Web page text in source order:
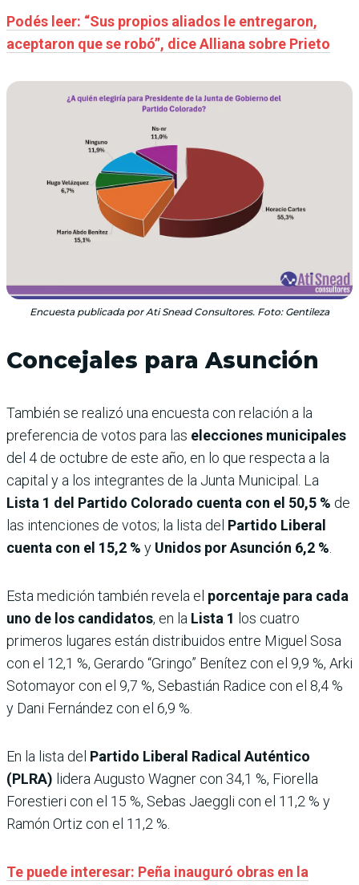
Podés leer: “Sus propios aliados le entregaron,
aceptaron que se robó”, dice Alliana sobre Prieto
Encuesta publicada por Ati Snead Consultores. Foto: Gentileza
Concejales para Asunción
También se realizó una encuesta con relación a la
preferencia de votos para las elecciones municipales
del 4 de octubre de este año, en lo que respecta a la
capital y a los integrantes de la Junta Municipal. La
Lista 1 del Partido Colorado cuenta con el 50,5 % de
las intenciones de votos; la lista del Partido Liberal
cuenta con el 15,2 % y Unidos por Asunción 6,2 %.
Esta medición también revela el porcentaje para cada
uno de los candidatos, en la Lista 1 los cuatro
primeros lugares están distribuidos entre Miguel Sosa
con el 12,1 %, Gerardo “Gringo” Benítez con el 9,9 %, Arki
Sotomayor con el 9,7 %, Sebastián Radice con el 8,4 %
y Dani Fernández con el 6,9 %.
En la lista del Partido Liberal Radical Auténtico
(PLRA) lidera Augusto Wagner con 34,1 %, Fiorella
Forestieri con el 15 %, Sebas Jaeggli con el 11,2 % y
Ramón Ortiz con el 11,2 %.
Te puede interesar: Peña inauguró obras en la